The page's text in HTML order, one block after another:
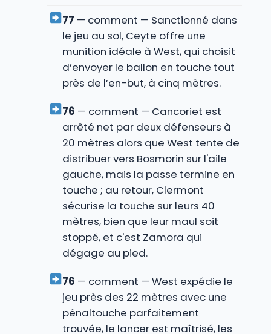
77 — comment — Sanctionné dans
le jeu au sol, Ceyte offre une
munition idéale à West, qui choisit
d’envoyer le ballon en touche tout
près de l’en-but, à cinq mètres.
76 — comment — Cancoriet est
arrêté net par deux défenseurs à
20 mètres alors que West tente de
distribuer vers Bosmorin sur l'aile
gauche, mais la passe termine en
touche ; au retour, Clermont
sécurise la touche sur leurs 40
mètres, bien que leur maul soit
stoppé, et c'est Zamora qui
dégage au pied.
76 — comment — West expédie le
jeu près des 22 mètres avec une
pénaltouche parfaitement
trouvée, le lancer est maîtrisé, les